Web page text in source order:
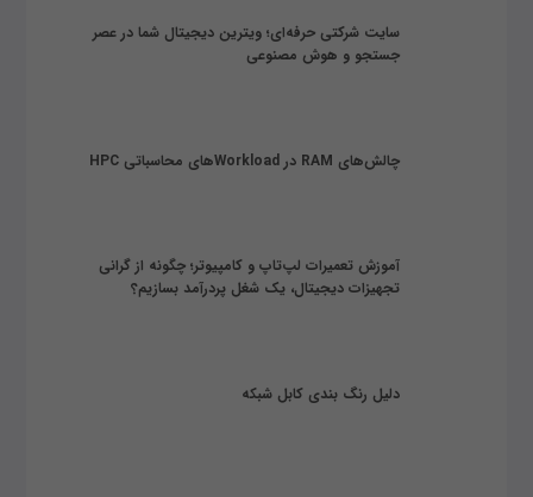
سایت شرکتی حرفه‌ای؛ ویترین دیجیتال شما در عصر
جستجو و هوش مصنوعی
چالش‌های RAM در Workloadهای محاسباتی HPC
آموزش تعمیرات لپ‌تاپ و کامپیوتر؛ چگونه از گرانی
تجهیزات دیجیتال، یک شغل پردرآمد بسازیم؟
دلیل رنگ بندی کابل شبکه